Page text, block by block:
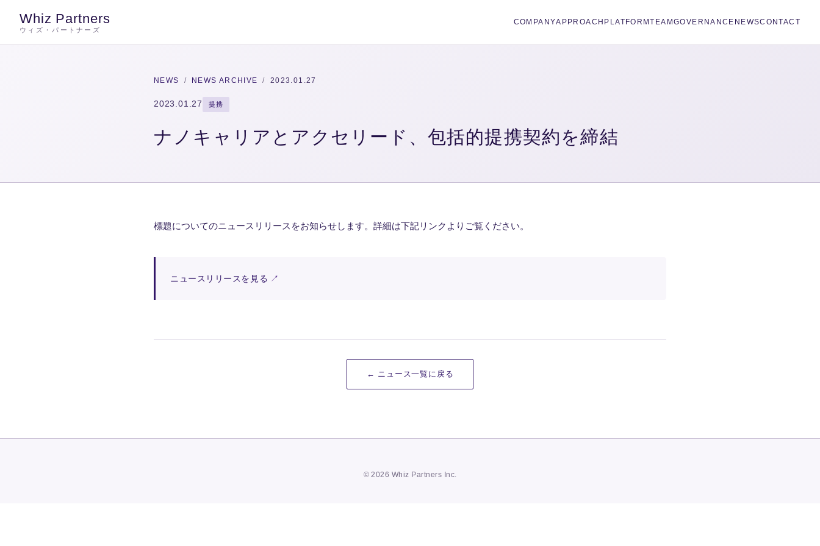
Whiz Partners
ウィズ・パートナーズ
COMPANYAPPROACH PLATFORMTEAM GOVERNANCE NEWSCONTACT
NEWS / NEWS ARCHIVE / 2023.01.27
2023.01.27 提携
ナノキャリアとアクセリード、包括的提携契約を締結
標題についてのニュースリリースをお知らせします。詳細は下記リンクよりご覧ください。
ニュースリリースを見る
← ニュース一覧に戻る
© 2026 Whiz Partners Inc.